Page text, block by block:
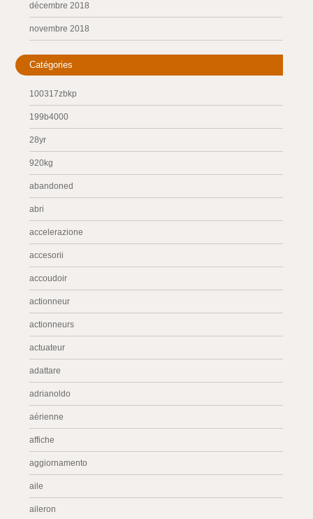
décembre 2018
novembre 2018
Catégories
100317zbkp
199b4000
28yr
920kg
abandoned
abri
accelerazione
accesorii
accoudoir
actionneur
actionneurs
actuateur
adattare
adrianoldo
aérienne
affiche
aggiornamento
aile
aileron